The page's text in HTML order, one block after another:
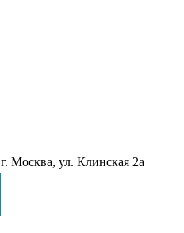
г. Москва, ул. Клинская 2а